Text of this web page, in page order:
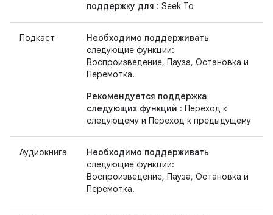
поддержку для : Seek To
Подкаст
Необходимо поддерживать
следующие функции:
Воспроизведение, Пауза, Остановка и
Перемотка.
Рекомендуется поддержка
следующих функций : Переход к
следующему и Переход к предыдущему
Аудиокнига
Необходимо поддерживать
следующие функции:
Воспроизведение, Пауза, Остановка и
Перемотка.